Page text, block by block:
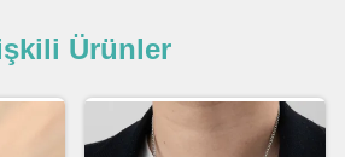
Ürünler